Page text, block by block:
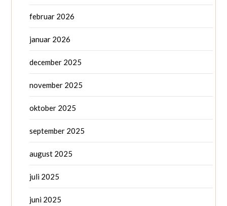
februar 2026
januar 2026
december 2025
november 2025
oktober 2025
september 2025
august 2025
juli 2025
juni 2025